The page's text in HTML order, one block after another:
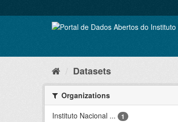
to
Datasets
Organizations
Instituto Nacional ...
1